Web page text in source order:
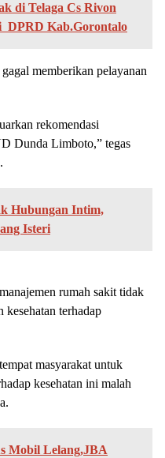
di Telaga Cs Rivon
DPRD Kab.Gorontalo
memberikan pelayanan
rekomendasi
Dunda Limboto,” tegas
Hubungan Intim,
Isteri
rumah sakit tidak
kesehatan terhadap
masyarakat untuk
kesehatan ini malah
Mobil Lelang,JBA